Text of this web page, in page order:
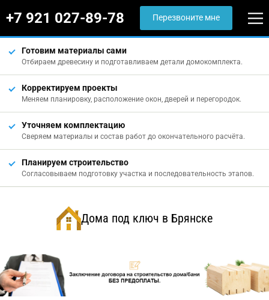
+7 921 027-89-78 Перезвоните мне
Готовим материалы сами
Отбираем древесину и подготавливаем детали домокомплекта.
Корректируем проекты
Меняем планировку, расположение окон, дверей и перегородок.
Уточняем комплектацию
Сверяем материалы и состав работ до окончательного расчёта.
Планируем строительство
Согласовываем подготовку участка и последовательность этапов.
Дома под ключ в Брянске